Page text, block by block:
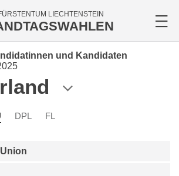
LIECHTENSTEIN
und Kandidaten
DPL FL